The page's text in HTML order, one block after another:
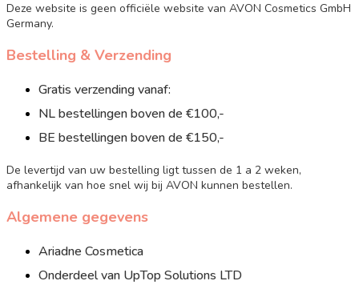
Deze website is geen officiële website van AVON Cosmetics GmbH
Germany.
Bestelling & Verzending
Gratis verzending vanaf:
NL bestellingen boven de €100,-
BE bestellingen boven de €150,-
De levertijd van uw bestelling ligt tussen de 1 a 2 weken,
afhankelijk van hoe snel wij bij AVON kunnen bestellen.
Algemene gegevens
Ariadne Cosmetica
Onderdeel van UpTop Solutions LTD